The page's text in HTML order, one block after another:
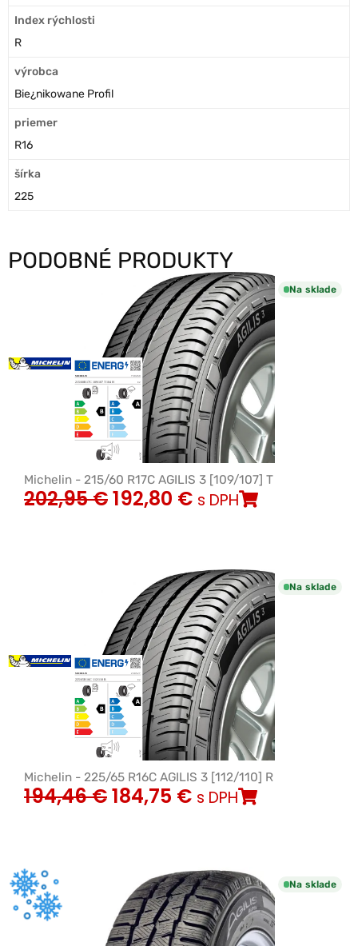
Index rýchlosti
R
výrobca
Bie¿nikowane Profil
priemer
R16
šírka
225
PODOBNÉ PRODUKTY
Na sklade
Michelin - 215/60 R17C AGILIS 3 [109/107] T
202,95€192,80 € s DPH
Na sklade
Michelin - 225/65 R16C AGILIS 3 [112/110] R
194,46€184,75 € s DPH
Na sklade